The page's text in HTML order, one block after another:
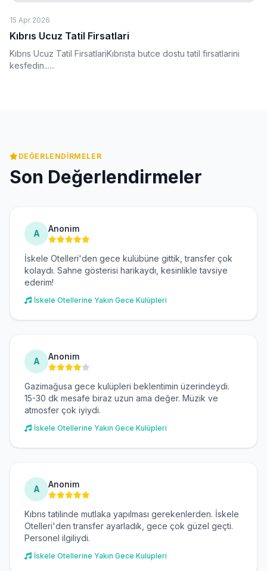
15 Apr 2026
Kıbrıs Ucuz Tatil Firsatlari
Kıbrıs Ucuz Tatil FirsatlariKıbrısta butce dostu tatil firsatlarini
kesfedin......
DEĞERLENDIRMELER
Son Değerlendirmeler
A Anonim
İskele Otelleri'den gece kulübüne gittik, transfer çok
kolaydı. Sahne gösterisi harikaydı, kesinlikle tavsiye
ederim!
İskele Otellerine Yakın Gece Kulüpleri
A Anonim
Gazimağusa gece kulüpleri beklentimin üzerindeydi.
15-30 dk mesafe biraz uzun ama değer. Müzik ve
atmosfer çok iyiydi.
İskele Otellerine Yakın Gece Kulüpleri
A Anonim
Kıbrıs tatilinde mutlaka yapılması gerekenlerden. İskele
Otelleri'den transfer ayarladık, gece çok güzel geçti.
Personel ilgiliydi.
İskele Otellerine Yakın Gece Kulüpleri